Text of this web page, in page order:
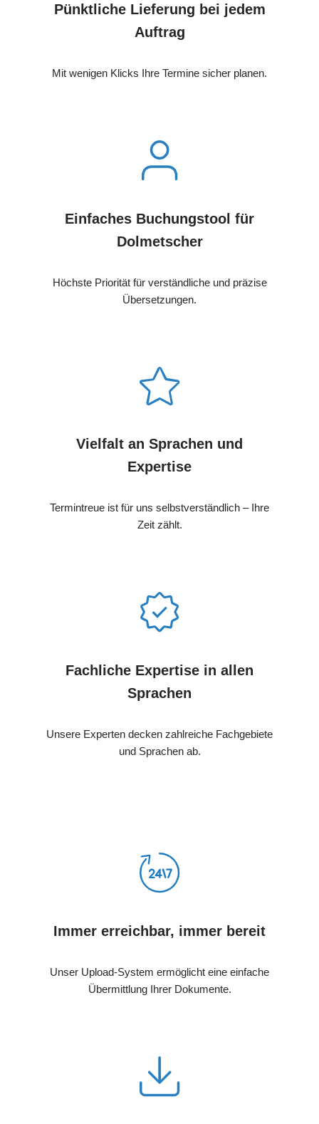
Pünktliche Lieferung bei jedem
Auftrag
Mit wenigen Klicks Ihre Termine sicher planen.
Einfaches Buchungstool für
Dolmetscher
Höchste Priorität für verständliche und präzise
Übersetzungen.
Vielfalt an Sprachen und
Expertise
Termintreue ist für uns selbstverständlich – Ihre
Zeit zählt.
Fachliche Expertise in allen
Sprachen
Unsere Experten decken zahlreiche Fachgebiete
und Sprachen ab.
Immer erreichbar, immer bereit
Unser Upload-System ermöglicht eine einfache
Übermittlung Ihrer Dokumente.